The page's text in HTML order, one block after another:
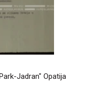
Jadran" Opatija